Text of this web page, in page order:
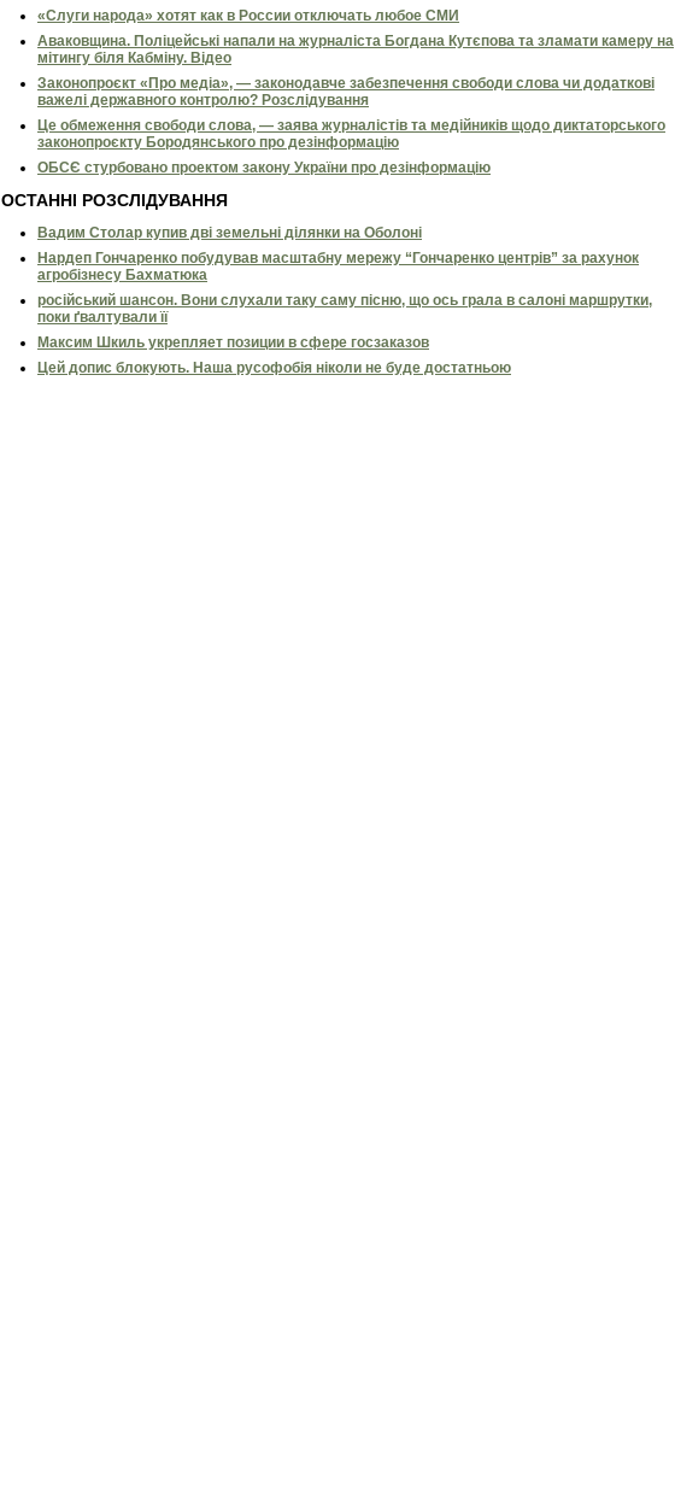
«Слуги народа» хотят как в России отключать любое СМИ
Аваковщина. Поліцейські напали на журналіста Богдана Кутєпова та зламати камеру на
мітингу біля Кабміну. Відео
Законопроєкт «Про медіа», — законодавче забезпечення свободи слова чи додаткові
важелі державного контролю? Розслідування
Це обмеження свободи слова, — заява журналістів та медійників щодо диктаторського
законопроєкту Бородянського про дезінформацію
ОБСЄ стурбовано проектом закону України про дезінформацію
ОСТАННІ РОЗСЛІДУВАННЯ
Вадим Столар купив дві земельні ділянки на Оболоні
Нардеп Гончаренко побудував масштабну мережу “Гончаренко центрів” за рахунок
агробізнесу Бахматюка
російський шансон. Вони слухали таку саму пісню, що ось грала в салоні маршрутки,
поки ґвалтували її
Максим Шкиль укрепляет позиции в сфере госзаказов
Цей допис блокують. Наша русофобія ніколи не буде достатньою